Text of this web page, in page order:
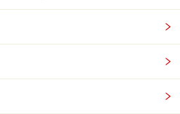
、山梨県内の道の駅、甲府駅キ
3：桔梗屋「信玄桃